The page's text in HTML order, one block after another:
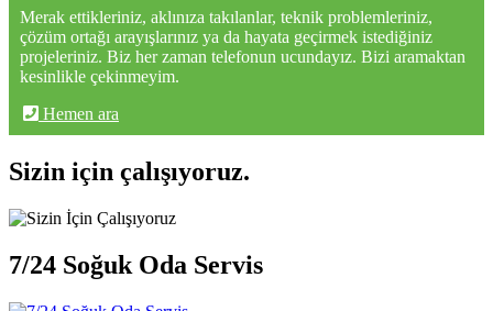
Merak ettikleriniz, aklınıza takılanlar, teknik problemleriniz,
çözüm ortağı arayışlarınız ya da hayata geçirmek istediğiniz
projeleriniz. Biz her zaman telefonun ucundayız. Bizi aramaktan
kesinlikle çekinmeyim.
Hemen ara
Sizin için çalışıyoruz.
7/24 Soğuk Oda Servis